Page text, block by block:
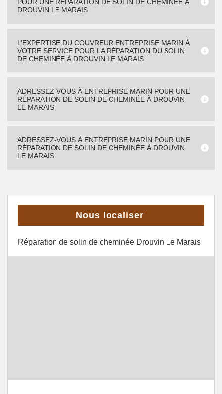
POUR UNE RÉPARATION DE SOLIN DE CHEMINÉE À
DROUVIN LE MARAIS
L’EXPERTISE DU COUVREUR ENTREPRISE MARIN À
VOTRE SERVICE POUR LA RÉPARATION DU SOLIN
DE CHEMINÉE À DROUVIN LE MARAIS
ADRESSEZ-VOUS À ENTREPRISE MARIN POUR UNE
RÉPARATION DE SOLIN DE CHEMINÉE À DROUVIN
LE MARAIS
ADRESSEZ-VOUS À ENTREPRISE MARIN POUR UNE
RÉPARATION DE SOLIN DE CHEMINÉE À DROUVIN
LE MARAIS
Nous localiser
Réparation de solin de cheminée Drouvin Le Marais